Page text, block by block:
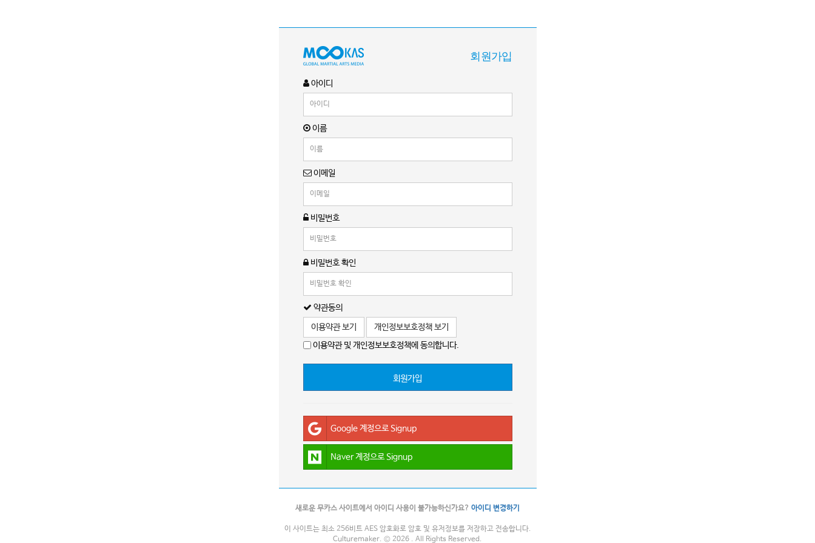
회원가입
아이디
이름
이메일
비밀번호
비밀번호 확인
약관동의
이용약관 보기
개인정보보호정책 보기
이용약관 및 개인정보보호정책에 동의합니다.
회원가입
Google 계정으로 Signup
Naver 계정으로 Signup
새로운 무카스 사이트에서 아이디 사용이 불가능하신가요? 아이디 변경하기
이 사이트는 최소 256비트 AES 암호화로 암호 및 유저정보를 저장하고 전송합니다.
Culturemaker. © 2026 . All Rights Reserved.